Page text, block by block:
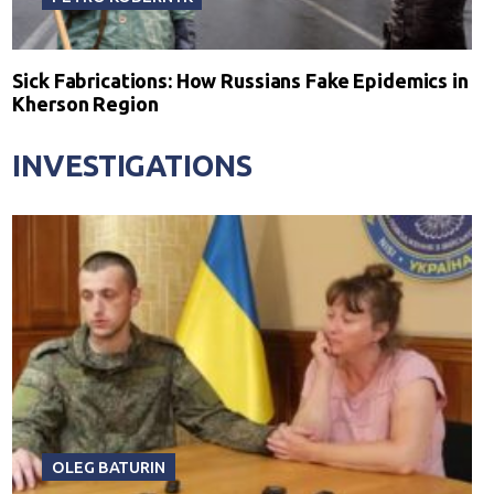
Sick Fabrications: How Russians Fake Epidemics in
Kherson Region
INVESTIGATIONS
OLEG BATURIN